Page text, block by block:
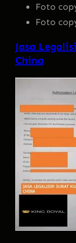
Foto
Foto
Jasa
China